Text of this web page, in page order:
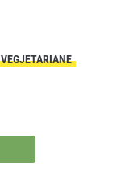
VEGJETARIANE